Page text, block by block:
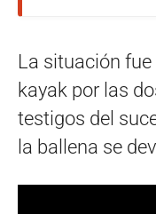
La situación
kayak por las
testigos del
la ballena se